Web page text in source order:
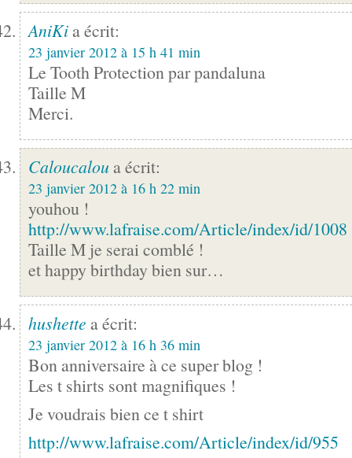
AniKi a écrit:
23 janvier 2012 à 15 h 41 min
Le Tooth Protection par pandaluna
Taille M
Merci.
Caloucalou a écrit:
23 janvier 2012 à 16 h 22 min
youhou !
http://www.lafraise.com/Article/index/id/1008
Taille M je serai comblé !
et happy birthday bien sur…
hushette a écrit:
23 janvier 2012 à 16 h 36 min
Bon anniversaire à ce super blog !
Les t shirts sont magnifiques !
Je voudrais bien ce t shirt
http://www.lafraise.com/Article/index/id/955